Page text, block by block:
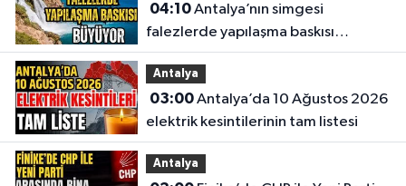
04:10Antalya’nın simgesi
falezlerde yapılaşma baskısı
büyüyor
Antalya
03:00Antalya’da 10 Ağustos 2026
elektrik kesintilerinin tam listesi
Antalya